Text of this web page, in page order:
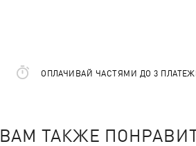
ОПЛАЧИВАЙ ЧАСТЯМИ ДО 3
ВАМ ТАКЖЕ